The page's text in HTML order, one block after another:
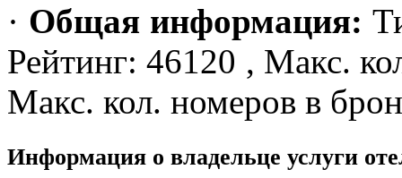
· Общая информация:
Рейтинг: 46120 , Макс.
Макс. кол. номеров в
Информация о владельце услуги